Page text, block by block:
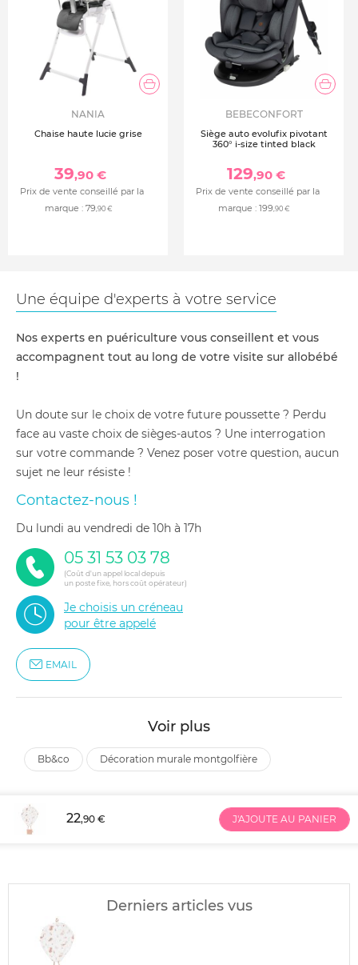
NANIA
Chaise haute lucie grise
39,90 €
Prix de vente conseillé par la
marque : 79,90 €
BEBECONFORT
Siège auto evolufix pivotant
360° i-size tinted black
129,90 €
Prix de vente conseillé par la
marque : 199,90 €
Une équipe d'experts à votre service
Nos experts en puériculture vous conseillent et vous
accompagnent tout au long de votre visite sur allobébé
!
Un doute sur le choix de votre future poussette ? Perdu
face au vaste choix de sièges-autos ? Une interrogation
sur votre commande ? Venez poser votre question, aucun
sujet ne leur résiste !
Contactez-nous !
du lundi au vendredi de 10h à 17h
05 31 53 03 78
(Coût d'un appel local depuis
un poste fixe, hors coût opérateur)
Je choisis un créneau
pour être appelé
EMAIL
Voir plus
bb&co décoration murale montgolfière
22,90 € J'AJOUTE AU PANIER
Derniers articles vus